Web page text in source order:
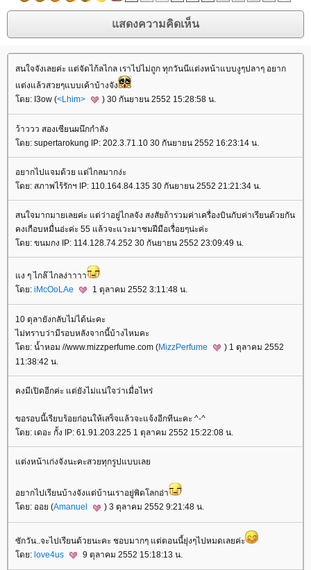
สนใจจังเลยค่ะ แต่จัดไก้ลไกล เราไปไม่ถูก ทุกวันนีแต่งหน้าแบบงูๆปลาๆ อยาก
ต่งแล้วสวยๆแบบเค้าบ้างจัง
ดย: I3ow (<Lhim> ) 30 กันยายน 2552 15:28:58 น.
ว้าววว สองเซียนผนึกกำลัง
ดย: supertarokung IP: 202.3.71.10 30 กันยายน 2552 16:23:14 น.
อยากไปแจมด้วย แต่ไกลมากง่ะ
ดย: สภาพไร้รักฯ IP: 110.164.84.135 30 กันยายน 2552 21:21:34 น.
สนใจมากมายเลยค่ะ แต่ว่าอยู่ไกลจัง สงสัยถ้ารวมค่าเครื่องบินกับค่าเรียนด้วยกัน
คงเกือบหมื่นอ่ะค่ะ 55 แล้วจะแวะมาชมฝีมือเรื่อยๆน่ะค่ะ
ดย: ขนมกง IP: 114.128.74.252 30 กันยายน 2552 23:09:49 น.
ง ๆ ไกล๊ ไกลง่าาาา
ดย: iMcOoLAe 1 ตุลาคม 2552 3:11:48 น.
10 ตุลายังกลับไม่ได้น่ะคะ
ไม่ทราบว่ามีรอบหลังจากนี้บ้างไหมคะ
ดย: น้ำหอม //www.mizzperfume.com (MizzPerfume
) 1 ตุลาคม 2552
11:38:42 น.
คงมีเปิดอีกค่ะ แต่ยังไม่แน่ใจว่าเมื่อไหร่
ขอรอบนี้เรียบร้อยก่อนให้เสร็จแล้วจะแจ้งอีกทีนะคะ ^-^
ดย: เดอะ กั้ง IP: 61.91.203.225 1 ตุลาคม 2552 15:22:08 น.
ต่งหน้าเก่งจังนะคะสวยทุกรูปแบบเล
อยากไปเรียนบ้างจังแต่บ้านเราอยู่พิดโลกอ่า
ดย: ออย (Amanuel ) 3 ตุลาคม 2552 9:21:48 น.
ซักวัน..จะไปเรียนด้วยนะคะ ชอบมากๆ แต่ตอนนี้ยุ่งๆไปหมดเลยค่ะ
ดย: love4us 9 ตุลาคม 2552 15:18:13 น.